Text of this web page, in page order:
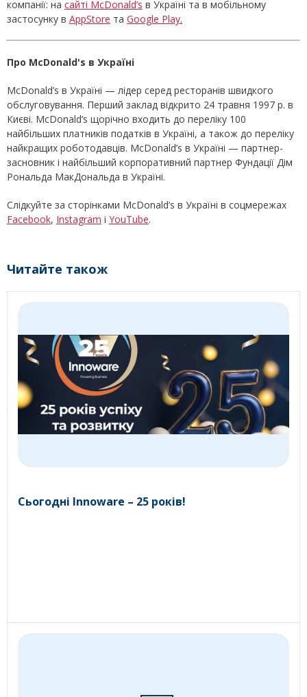
компанії: на сайті McDonald’s в Україні та в мобільному
застосунку в AppStore та Google Play.
Про McDonald's в Україні
McDonald’s в Україні — лідер серед ресторанів швидкого
обслуговування. Перший заклад відкрито 24 травня 1997 р. в
Києві. McDonald’s щорічно входить до переліку 100
найбільших платників податків в Україні, а також до переліку
найкращих роботодавців. McDonald’s в Україні — партнер-
засновник і найбільший корпоративний партнер Фундації Дім
Рональда МакДональда в Україні.
Слідкуйте за сторінками McDonald’s в Україні в соцмережах
Facebook, Instagram і YouTube.
Читайте також
Сьогодні Innoware – 25 років!